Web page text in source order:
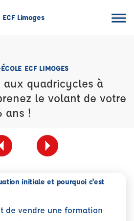
Limoges
ECF LIMOGES
aux quadricycles à
le volant de votre
ans !
initiale et pourquoi c'est
de vendre une formation